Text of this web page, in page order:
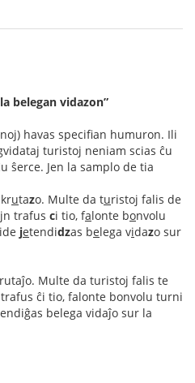
belegan vidazon”
havas specifian humuron. Ili
turistoj neniam scias ĉu
ŝerce. Jen la samplo de tia
utazo. Multe da turistoj falis de
trafus ci tio, falonte bonvolu
jetendidzas belega vidazo sur
Multe da turistoj falis te
ĉi tio, falonte bonvolu turni
belega vidaĵo sur la